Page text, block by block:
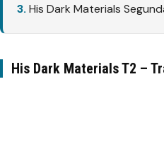
His Dark Materials
His Dark Materials T2 –